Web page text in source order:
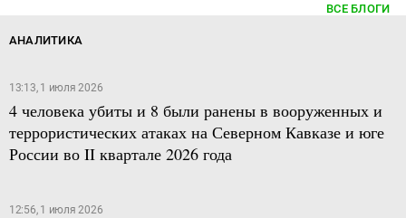
ВСЕ БЛОГИ
АНАЛИТИКА
13:13, 1 июля 2026
4 человека убиты и 8 были ранены в вооруженных и
террористических атаках на Северном Кавказе и юге
России во II квартале 2026 года
12:56, 1 июля 2026